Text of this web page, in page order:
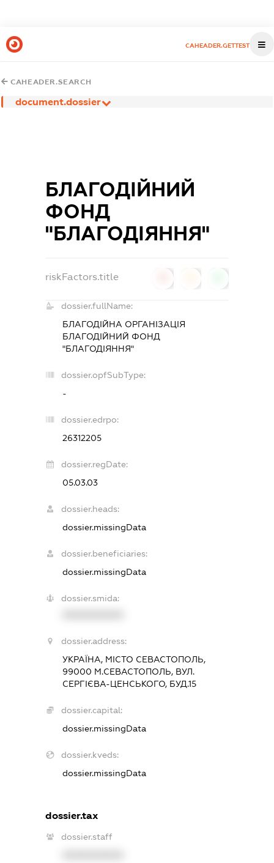
CAHEADER.GETTEST
CAHEADER.SEARCH
document.dossier
БЛАГОДІЙНИЙ
ФОНД
"БЛАГОДІЯННЯ"
riskFactors.title
dossier.fullName:
БЛАГОДІЙНА ОРГАНІЗАЦІЯ
БЛАГОДІЙНИЙ ФОНД
"БЛАГОДІЯННЯ"
dossier.opfSubType:
-
dossier.edrpo:
26312205
dossier.regDate:
05.03.03
dossier.heads:
dossier.missingData
dossier.beneficiaries:
dossier.missingData
dossier.smida:
dossier.address:
УКРАЇНА, МІСТО СЕВАСТОПОЛЬ,
99000 М.СЕВАСТОПОЛЬ, ВУЛ.
СЕРГІЄВА-ЦЕНСЬКОГО, БУД.15
dossier.capital:
dossier.missingData
dossier.kveds:
dossier.missingData
dossier.tax
dossier.staff